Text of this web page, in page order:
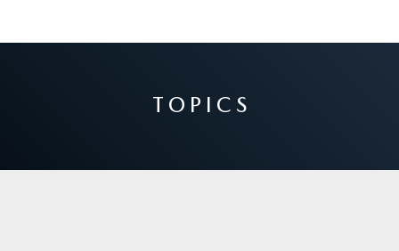
T O P I C S